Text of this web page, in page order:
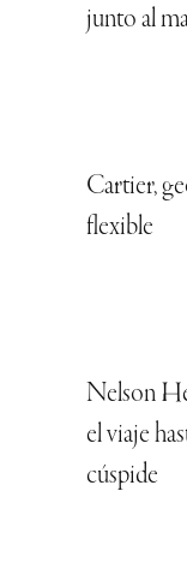
junto al
Cartier,
flexible
Nelson
el viaje
cúspide